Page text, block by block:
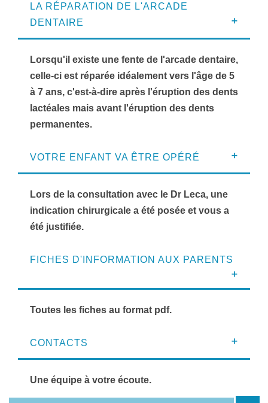
LA RÉPARATION DE L'ARCADE
DENTAIRE
Lorsqu'il existe une fente de l'arcade dentaire,
celle-ci est réparée idéalement vers l'âge de 5
à 7 ans, c'est-à-dire après l'éruption des dents
lactéales mais avant l'éruption des dents
permanentes.
VOTRE ENFANT VA ÊTRE OPÉRÉ
Lors de la consultation avec le Dr Leca, une
indication chirurgicale a été posée et vous a
été justifiée.
FICHES D'INFORMATION AUX PARENTS
Toutes les fiches au format pdf.
CONTACTS
Une équipe à votre écoute.